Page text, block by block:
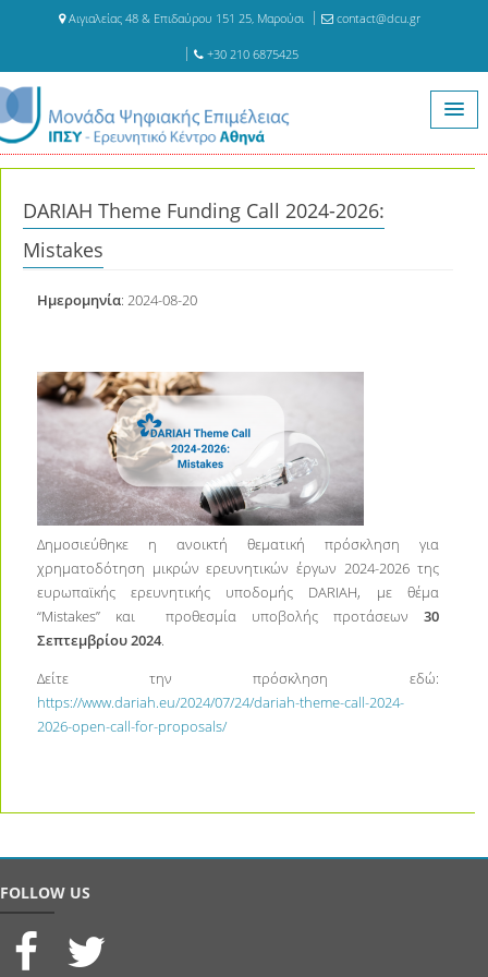
Αιγιαλείας 48 & Επιδαύρου 151 25, Μαρούσι contact@dcu.gr
+30 210 6875425
Αρχική Νέα DARIAH Theme Funding Call 2024-2026: Mistakes
DARIAH Theme Funding Call 2024-2026:
Mistakes
Ημερομηνία: 2024-08-20
Δημοσιεύθηκε η ανοικτή θεματική πρόσκληση για
χρηματοδότηση μικρών ερευνητικών έργων 2024-2026 της
ευρωπαϊκής ερευνητικής υποδομής DARIAH, με θέμα
“Mistakes” και προθεσμία υποβολής προτάσεων 30
Σεπτεμβρίου 2024.
Δείτε την πρόσκληση εδώ:
https://www.dariah.eu/2024/07/24/dariah-theme-call-2024-
2026-open-call-for-proposals/
FOLLOW US